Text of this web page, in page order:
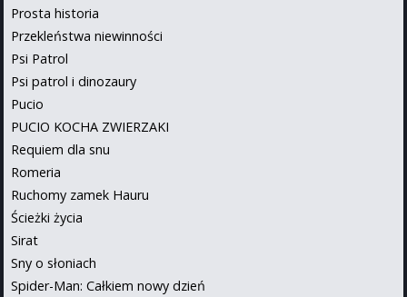
Prosta historia
Przekleństwa niewinności
Psi Patrol
Psi patrol i dinozaury
Pucio
PUCIO KOCHA ZWIERZAKI
Requiem dla snu
Romeria
Ruchomy zamek Hauru
Ścieżki życia
Sirat
Sny o słoniach
Spider-Man: Całkiem nowy dzień